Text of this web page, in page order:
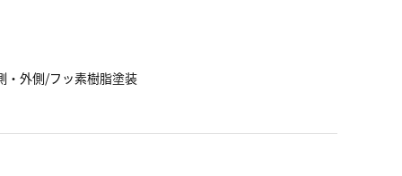
・外側/フッ素樹脂塗装